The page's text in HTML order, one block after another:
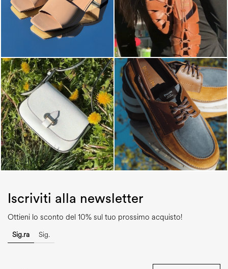
Iscriviti alla newsletter
Ottieni lo sconto del 10% sul tuo prossimo acquisto!
Sig.ra Sig.